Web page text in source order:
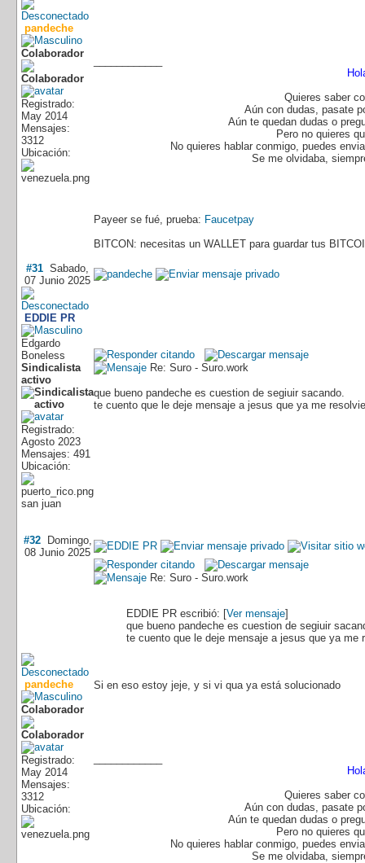
pandeche
Colaborador
Registrado:
May 2014
Mensajes:
3312
Ubicación:
Quieres saber
Aún con dudas, pasate
Aún te quedan dudas o
Pero no quieres
No quieres hablar conmigo, puedes
Se me olvidaba,
Payeer se fué, prueba: Faucetpay
BITCON: necesitas un WALLET para guardar tus
#31 Sabado,
07 Junio 2025
EDDIE PR
Edgardo
Boneless
Sindicalista
activo
Registrado:
Agosto 2023
Mensajes: 491
Ubicación:
san juan
Re: Suro - Suro.work
que bueno pandeche es cuestion de segiuir sacando.
te cuento que le deje mensaje a jesus que ya me
#32Domingo,
08 Junio 2025
pandeche
Colaborador
Registrado:
May 2014
Mensajes:
3312
Ubicación:
Re: Suro - Suro.work
EDDIE PR escribió: [Ver mensaje]
que bueno pandeche es cuestion de segiuir
te cuento que le deje mensaje a jesus que ya me
Si en eso estoy jeje, y si vi qua ya está solucionado
Quieres saber
Aún con dudas, pasate
Aún te quedan dudas o
Pero no quieres
No quieres hablar conmigo, puedes
Se me olvidaba,